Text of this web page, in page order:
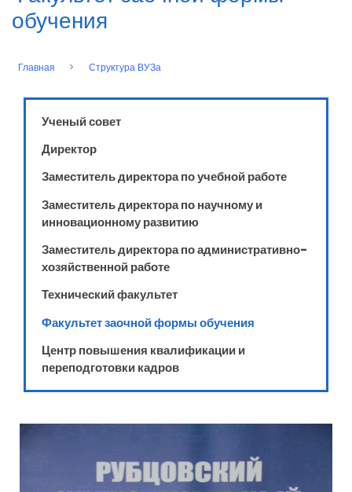
обучения
Строка
Главная Структура ВУЗа
Ученый совет
Директор
Заместитель директора по учебной работе
Заместитель директора по научному и
инновационному развитию
Заместитель директора по административно-
хозяйственной работе
Технический факультет
Факультет заочной формы обучения
Центр повышения квалификации и
переподготовки кадров